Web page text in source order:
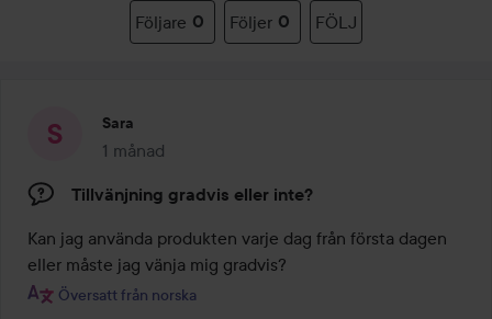
Följare 0 Följer 0 FÖLJ
Sara
1 månad
Inlägget skapades 1 månad
Tillvänjning gradvis eller inte?
Kan jag använda produkten varje dag från första dagen
eller måste jag vänja mig gradvis?
Översatt från norska